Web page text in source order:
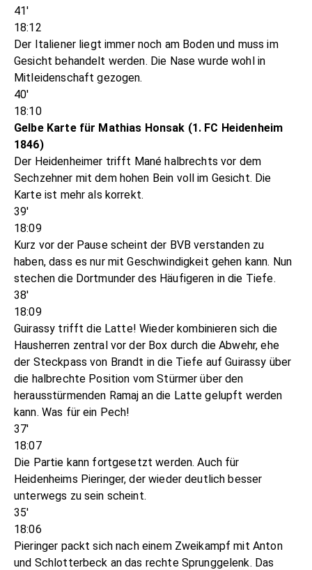
41'
18:12
Der Italiener liegt immer noch am Boden und muss im
Gesicht behandelt werden. Die Nase wurde wohl in
Mitleidenschaft gezogen.
40'
18:10
Gelbe Karte für Mathias Honsak (1. FC Heidenheim
1846)
Der Heidenheimer trifft Mané halbrechts vor dem
Sechzehner mit dem hohen Bein voll im Gesicht. Die
Karte ist mehr als korrekt.
39'
18:09
Kurz vor der Pause scheint der BVB verstanden zu
haben, dass es nur mit Geschwindigkeit gehen kann. Nun
stechen die Dortmunder des Häufigeren in die Tiefe.
38'
18:09
Guirassy trifft die Latte! Wieder kombinieren sich die
Hausherren zentral vor der Box durch die Abwehr, ehe
der Steckpass von Brandt in die Tiefe auf Guirassy über
die halbrechte Position vom Stürmer über den
herausstürmenden Ramaj an die Latte gelupft werden
kann. Was für ein Pech!
37'
18:07
Die Partie kann fortgesetzt werden. Auch für
Heidenheims Pieringer, der wieder deutlich besser
unterwegs zu sein scheint.
35'
18:06
Pieringer packt sich nach einem Zweikampf mit Anton
und Schlotterbeck an das rechte Sprunggelenk. Das